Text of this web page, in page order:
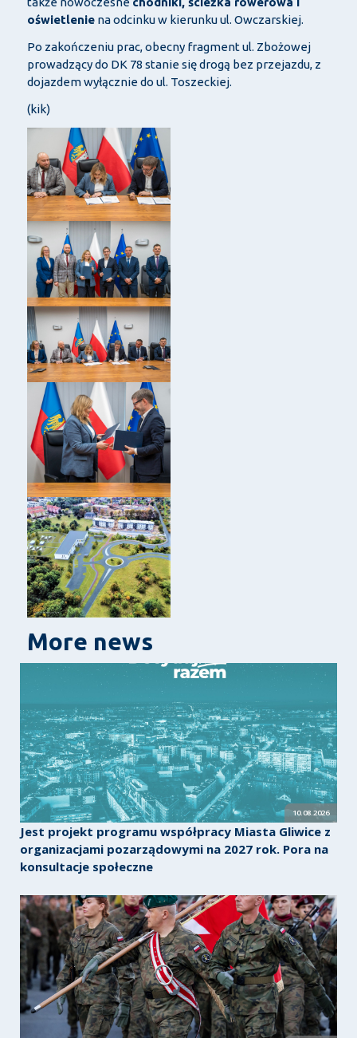
oświetleniena odcinku w kierunku ul. Owczarskiej.
Po zakończeniu prac, obecny fragment ul. Zbożowej
prowadzący do DK 78 stanie się drogą bez przejazdu, z
dojazdem wyłącznie do ul. Toszeckiej.
(kik)
More news
10.08.2026
Jest projekt programu współpracy Miasta Gliwice z
organizacjami pozarządowymi na 2027 rok. Pora na
konsultacje społeczne